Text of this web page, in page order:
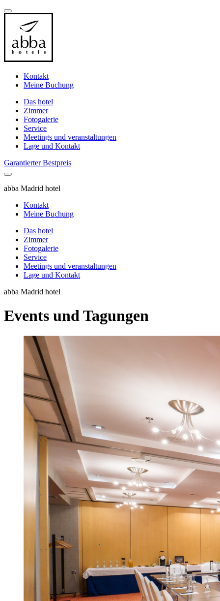
Kontakt
Meine Buchung
Das hotel
Zimmer
Fotogalerie
Service
Meetings und veranstaltungen
Lage und Kontakt
Garantierter Bestpreis
abba Madrid hotel
Kontakt
Meine Buchung
Das hotel
Zimmer
Fotogalerie
Service
Meetings und veranstaltungen
Lage und Kontakt
abba Madrid hotel
Events und Tagungen